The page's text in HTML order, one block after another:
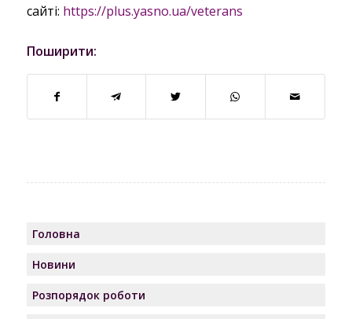
сайті: https://plus.yasno.ua/veterans
Поширити:
Головна
Новини
Розпорядок роботи